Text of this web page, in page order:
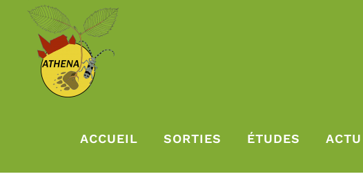
Passer
contenu
ACCUEIL SORTIES ÉTUDES ACTU